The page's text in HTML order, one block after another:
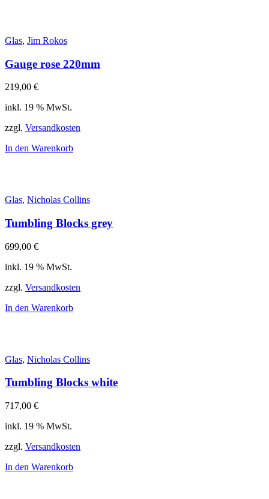
Glas, Jim Rokos
Gauge rose 220mm
219,00 €
inkl. 19 % MwSt.
zzgl. Versandkosten
In den Warenkorb
Glas, Nicholas Collins
Tumbling Blocks grey
699,00 €
inkl. 19 % MwSt.
zzgl. Versandkosten
In den Warenkorb
Glas, Nicholas Collins
Tumbling Blocks white
717,00 €
inkl. 19 % MwSt.
zzgl. Versandkosten
In den Warenkorb